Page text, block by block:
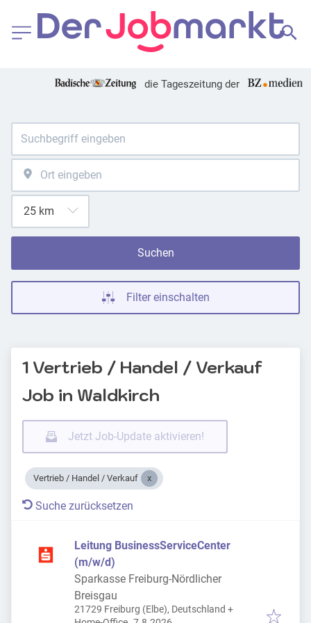
die Tageszeitung der
Suchen
Filter einschalten
1 Vertrieb / Handel / Verkauf
Job in Waldkirch
Jetzt Job-Update aktivieren!
Vertrieb / Handel / Verkauf
Suche zurücksetzen
Leitung BusinessServiceCenter
(m/w/d)
Sparkasse Freiburg-Nördlicher
Breisgau
21729 Freiburg (Elbe), Deutschland +